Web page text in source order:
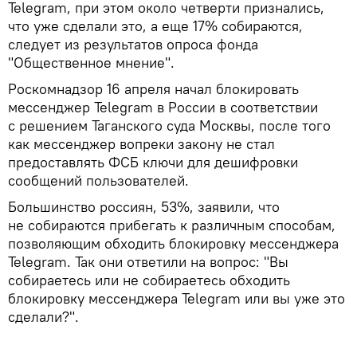
Telegram, при этом около четверти признались,
что уже сделали это, а еще 17% собираются,
следует из результатов опроса фонда
"Общественное мнение".
Роскомнадзор 16 апреля начал блокировать
мессенджер Telegram в России в соответствии
с решением Таганского суда Москвы, после того
как мессенджер вопреки закону не стал
предоставлять ФСБ ключи для дешифровки
сообщений пользователей.
Большинство россиян, 53%, заявили, что
не собираются прибегать к различным способам,
позволяющим обходить блокировку мессенджера
Telegram. Так они ответили на вопрос: "Вы
собираетесь или не собираетесь обходить
блокировку мессенджера Telegram или вы уже это
сделали?".